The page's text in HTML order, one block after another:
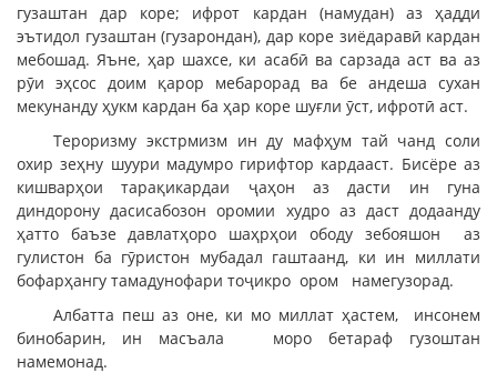
гузаштан дар коре; ифрот кардан (намудан) аз ҳадди
эътидол гузаштан (гузарондан), дар коре зиёдаравӣ кардан
мебошад. Яъне, ҳар шахсе, ки асабӣ ва сарзада аст ва аз
рӯи эҳсос доим қарор мебарорад ва бе андеша сухан
мекунанду ҳукм кардан ба ҳар коре шуғли ӯст, ифротӣ аст.
Тероризму экстрмизм ин ду мафҳум тай чанд соли
охир зеҳну шуури мадумро гирифтор кардааст. Бисёре аз
кишварҳои тарақикардаи ҷаҳон аз дасти ин гуна
диндорону дасисабозон оромии худро аз даст додаанду
ҳатто баъзе давлатҳоро шаҳрҳои ободу зебояшон аз
гулистон ба гӯристон мубадал гаштаанд, ки ин миллати
бофарҳангу тамадунофари тоҷикро ором намегузорад.
Албатта пеш аз оне, ки мо миллат ҳастем, инсонем
бинобарин, ин масъала моро бетараф гузоштан
намемонад.